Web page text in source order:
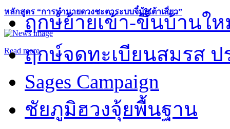
หลักสูตร “การทำนายดวงชะตาระบบจี๋มุ้ยเต้าเสี่ยว”
Read more
ฤกษ์ย้ายเข้า-ขึ้นบ้านให
ฤกษ์จดทะเบียนสมรส ป
Sages Campaign
ชัยภูมิฮวงจุ้ยพื้นฐาน